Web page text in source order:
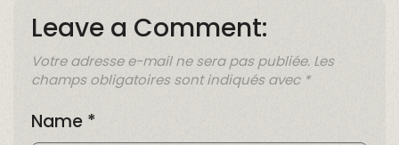
Leave a Comment:
Votre adresse e-mail ne sera pas publiée. Les
champs obligatoires sont indiqués avec *
Name *